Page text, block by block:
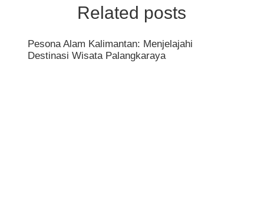
Related posts
Pesona Alam Kalimantan: Menjelajahi
Destinasi Wisata Palangkaraya